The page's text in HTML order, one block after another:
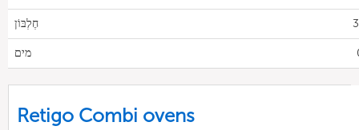
חֶלְבּוֹן
מים
Retigo Combi ovens